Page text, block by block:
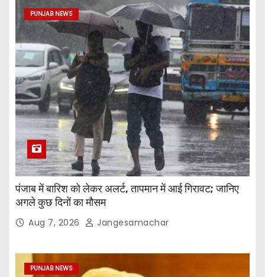
PUNJAB NEWS
पंजाब में बारिश को लेकर अलर्ट, तापमान में आई गिरावट; जानिए
अगले कुछ दिनों का मौसम
Aug 7, 2026 Jangesamachar
PUNJAB NEWS